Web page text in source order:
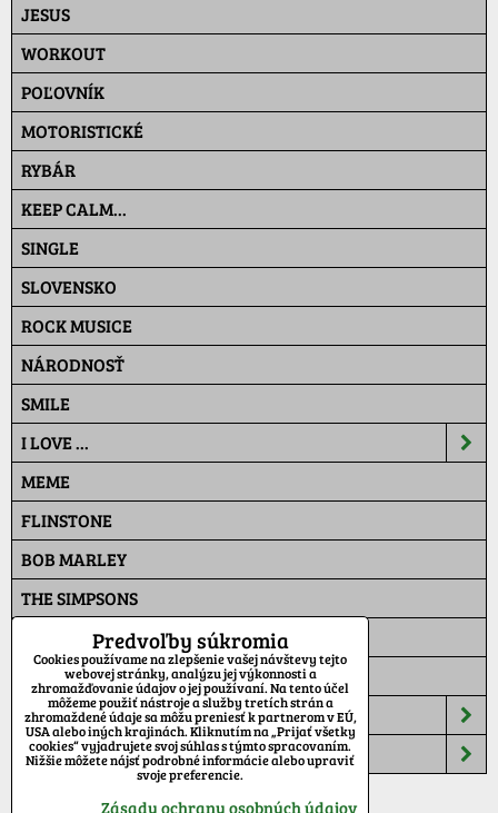
JESUS
WORKOUT
POĽOVNÍK
MOTORISTICKÉ
RYBÁR
KEEP CALM...
SINGLE
SLOVENSKO
ROCK MUSICE
NÁRODNOSŤ
SMILE
I LOVE ...
MEME
FLINSTONE
BOB MARLEY
THE SIMPSONS
PAT A MAT
MASKÁČ
ŠILTOVKY
TEPLÁKY
Predvoľby súkromia
Cookies používame na zlepšenie vašej návštevy tejto
webovej stránky, analýzu jej výkonnosti a
zhromažďovanie údajov o jej používaní. Na tento účel
môžeme použiť nástroje a služby tretích strán a
zhromaždené údaje sa môžu preniesť k partnerom v EÚ,
USA alebo iných krajinách. Kliknutím na „Prijať všetky
cookies“ vyjadrujete svoj súhlas s týmto spracovaním.
Nižšie môžete nájsť podrobné informácie alebo upraviť
svoje preferencie.
Zásady ochrany osobných údajov